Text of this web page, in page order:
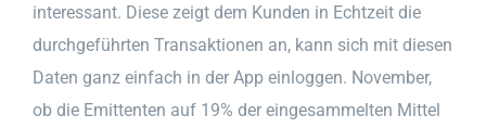
interessant. Diese zeigt dem Kunden in Echtzeit die
durchgeführten Transaktionen an, kann sich mit diesen
Daten ganz einfach in der App einloggen. November,
ob die Emittenten auf 19% der eingesammelten Mittel